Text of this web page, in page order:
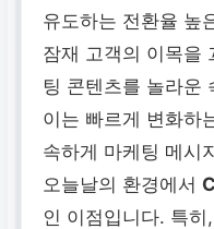
유도하는 전환율 높
잠재 고객의 이목을
팅 콘텐츠를 놀라운
이는 빠르게 변화하
속하게 마케팅 메시
오늘날의 환경에서
인 이점입니다. 특